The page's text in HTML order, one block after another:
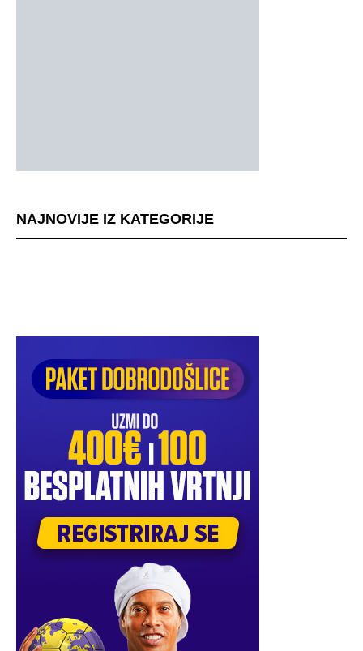
NAJNOVIJE IZ KATEGORIJE